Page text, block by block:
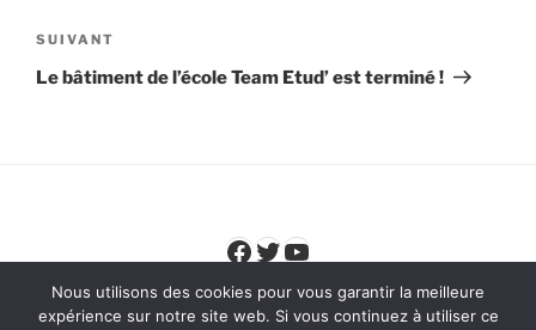
Article
suivant
SUIVANT
Le bâtiment de l’école Team Etud’ est terminé !
Facebook
Twitter
YouTube
Nous utilisons des cookies pour vous garantir la meilleure
expérience sur notre site web. Si vous continuez à utiliser ce